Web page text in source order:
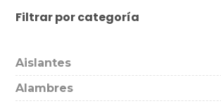
Filtrar por categoría
Aislantes
Alambres